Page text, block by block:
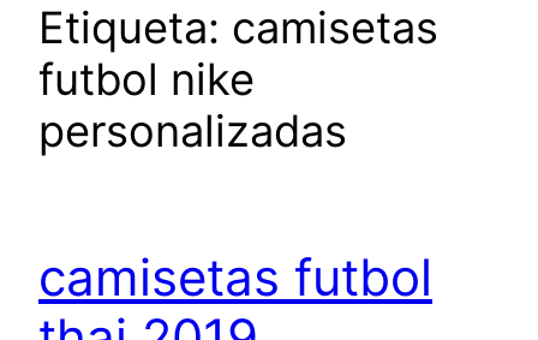
Etiqueta: camisetas
futbol nike
personalizadas
camisetas futbol